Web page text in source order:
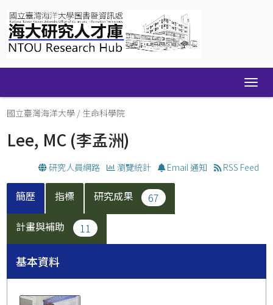
navigation
國立臺灣海洋大學 / 生命科學院
Lee, MC (李孟洲)
研究人員網路 瀏覽統計 Email 通知 RSS Feed
簡歷 指標 研究成果
67
計畫與補助
11
基本資料